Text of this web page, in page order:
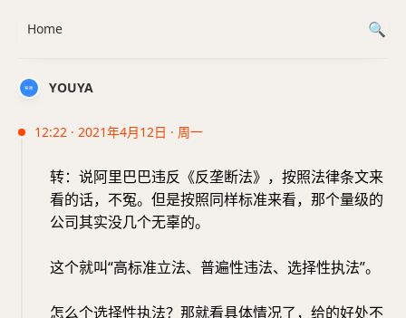
YOUYA
12:22 · 2021年4月12日 · 周一
转：说阿里巴巴违反《反垄断法》，按照法律条文来
看的话，不冤。但是按照同样标准来看，那个量级的
公司其实没几个无辜的。
这个就叫“高标准立法、普遍性违法、选择性执法”。
怎么个选择性执法？那就看具体情况了，给的好处不
Home